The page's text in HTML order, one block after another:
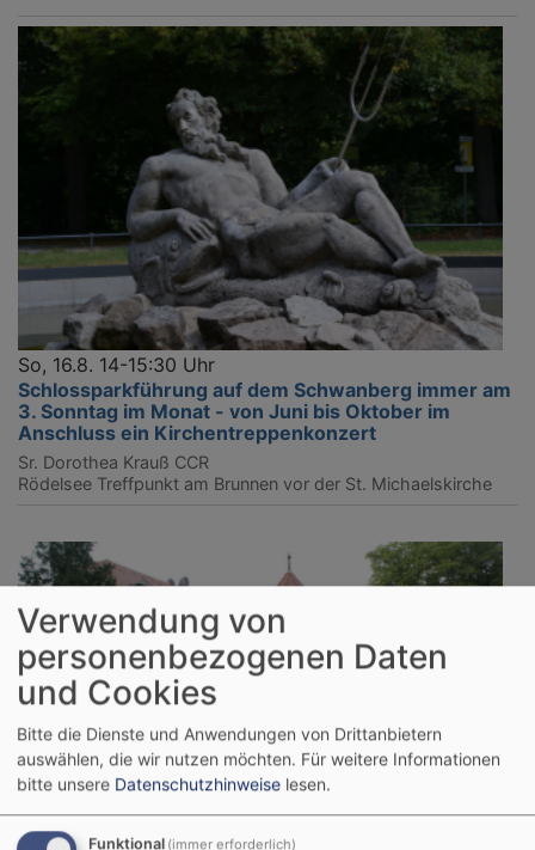
So, 16.8. 14-15:30 Uhr
Schlossparkführung auf dem Schwanberg immer am
3. Sonntag im Monat - von Juni bis Oktober im
Anschluss ein Kirchentreppenkonzert
Sr. Dorothea Krauß CCR
Rödelsee Treffpunkt am Brunnen vor der St. Michaelskirche
Verwendung von
personenbezogenen Daten
und Cookies
Bitte die Dienste und Anwendungen von Drittanbietern
auswählen, die wir nutzen möchten. Für weitere Informationen
bitte unsere Datenschutzhinweise lesen.
Funktional (immer erforderlich)